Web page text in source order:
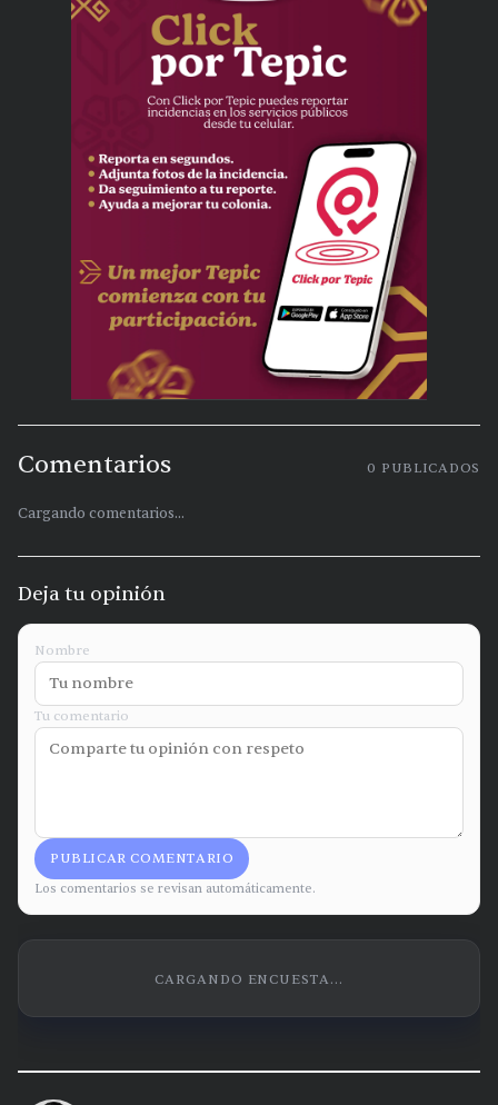
Comentarios 0 PUBLICADOS
Cargando comentarios...
Deja tu opinión
Nombre
Tu comentario
PUBLICAR COMENTARIO
Los comentarios se revisan automáticamente.
CARGANDO ENCUESTA...